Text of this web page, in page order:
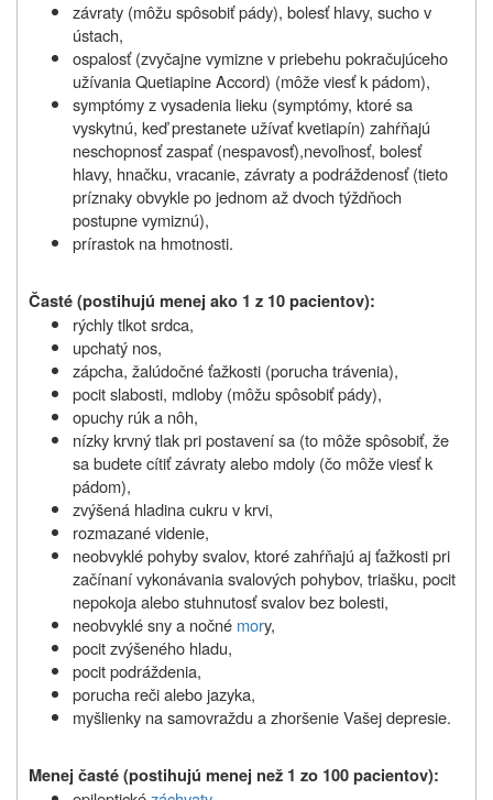
závraty (môžu spôsobiť pády), bolesť hlavy, sucho v
ústach,
ospalosť (zvyčajne vymizne v priebehu pokračujúceho
užívania Quetiapine Accord) (môže viesť k pádom),
symptómy z vysadenia lieku (symptómy, ktoré sa
vyskytnú, keď prestanete užívať kvetiapín) zahŕňajú
neschopnosť zaspať (nespavosť),nevoľnosť, bolesť
hlavy, hnačku, vracanie, závraty a podráždenosť (tieto
príznaky obvykle po jednom až dvoch týždňoch
postupne vymiznú),
prírastok na hmotnosti.
Časté (postihujú menej ako 1 z 10 pacientov):
rýchly tlkot srdca,
upchatý nos,
zápcha, žalúdočné ťažkosti (porucha trávenia),
pocit slabosti, mdloby (môžu spôsobiť pády),
opuchy rúk a nôh,
nízky krvný tlak pri postavení sa (to môže spôsobiť, že
sa budete cítiť závraty alebo mdoly (čo môže viesť k
pádom),
zvýšená hladina cukru v krvi,
rozmazané videnie,
neobvyklé pohyby svalov, ktoré zahŕňajú aj ťažkosti pri
začínaní vykonávania svalových pohybov, triašku, pocit
nepokoja alebo stuhnutosť svalov bez bolesti,
neobvyklé sny a nočné mory,
pocit zvýšeného hladu,
pocit podráždenia,
porucha reči alebo jazyka,
myšlienky na samovraždu a zhoršenie Vašej depresie.
Menej časté (postihujú menej než 1 zo 100 pacientov):